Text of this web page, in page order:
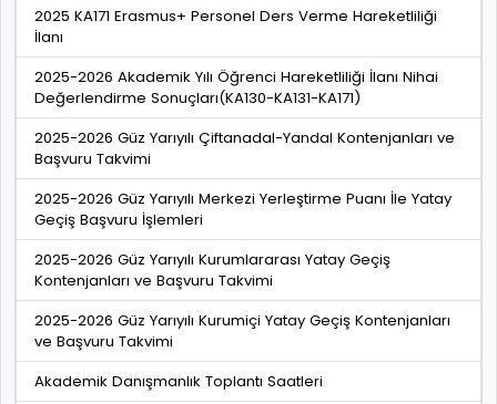
2025 KA171 Erasmus+ Personel Ders Verme Hareketliliği
İlanı
2025-2026 Akademik Yılı Öğrenci Hareketliliği İlanı Nihai
Değerlendirme Sonuçları(KA130-KA131-KA171)
2025-2026 Güz Yarıyılı Çiftanadal-Yandal Kontenjanları ve
Başvuru Takvimi
2025-2026 Güz Yarıyılı Merkezi Yerleştirme Puanı İle Yatay
Geçiş Başvuru İşlemleri
2025-2026 Güz Yarıyılı Kurumlararası Yatay Geçiş
Kontenjanları ve Başvuru Takvimi
2025-2026 Güz Yarıyılı Kurumiçi Yatay Geçiş Kontenjanları
ve Başvuru Takvimi
Akademik Danışmanlık Toplantı Saatleri